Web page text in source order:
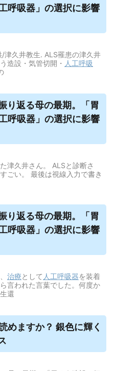
呼吸器 」の選択に影響
津久井教生. ALS罹患の津久井
造設・気管切開・ 人工呼吸
り返る母の最期。「胃
呼吸器 」の選択に影響
津久井さん。 ALSと診断さ
ごい。 最後は視線入力で書き
り返る母の最期。「胃
呼吸器 」の選択に影響
治療として 人工呼吸器を装着
言われた言葉でした。何度か
還
めますか？ 銀色に輝く